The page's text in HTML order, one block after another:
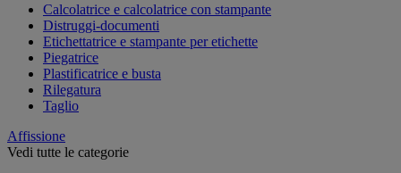
Calcolatrice e calcolatrice con stampante
Distruggi-documenti
Etichettatrice e stampante per etichette
Piegatrice
Plastificatrice e busta
Rilegatura
Taglio
Affissione
Vedi tutte le categorie